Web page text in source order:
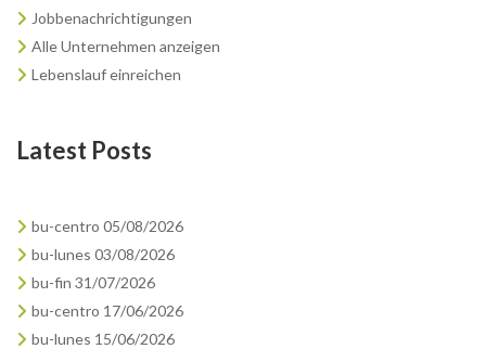
Jobbenachrichtigungen
Alle Unternehmen anzeigen
Lebenslauf einreichen
Latest Posts
bu-centro 05/08/2026
bu-lunes 03/08/2026
bu-fin 31/07/2026
bu-centro 17/06/2026
bu-lunes 15/06/2026